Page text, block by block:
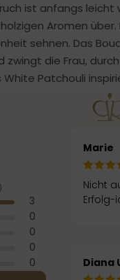
ist anfangs
Aromen
sehnen. Das
die Frau,
Patchouli
3
0
0
0
0
Marie
Nicht aufdringlich
Erfolg-
Diana